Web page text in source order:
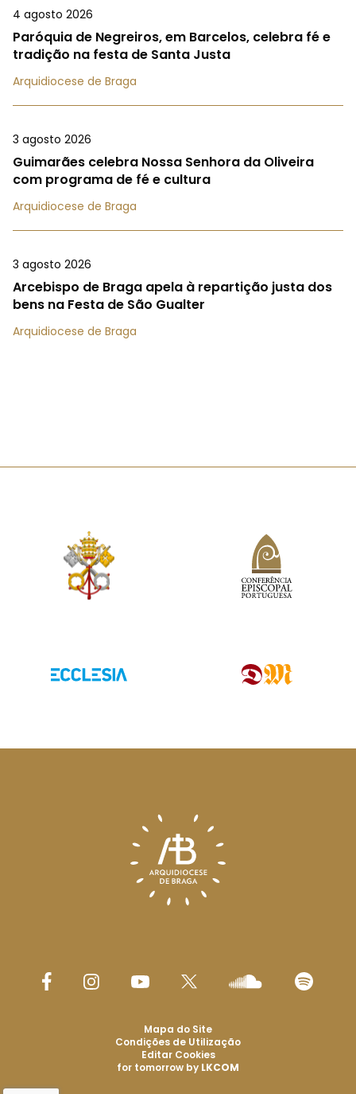
4 agosto 2026
Paróquia de Negreiros, em Barcelos, celebra fé e
tradição na festa de Santa Justa
Arquidiocese de Braga
3 agosto 2026
Guimarães celebra Nossa Senhora da Oliveira
com programa de fé e cultura
Arquidiocese de Braga
3 agosto 2026
Arcebispo de Braga apela à repartição justa dos
bens na Festa de São Gualter
Arquidiocese de Braga
Mapa do Site
Condições de Utilização
Editar Cookies
for tomorrow by LKCOM